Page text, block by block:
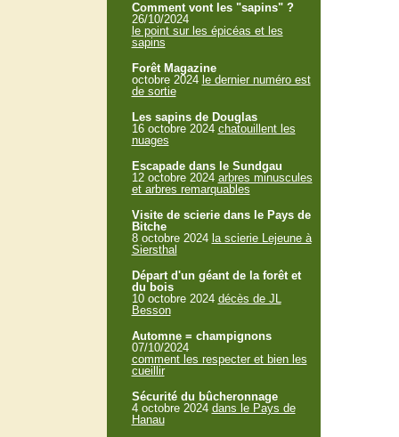
Comment vont les "sapins" ?
26/10/2024
le point sur les épicéas et les
sapins
Forêt Magazine
octobre 2024 le dernier numéro est
de sortie
Les sapins de Douglas
16 octobre 2024 chatouillent les
nuages
Escapade dans le Sundgau
12 octobre 2024 arbres minuscules
et arbres remarquables
Visite de scierie dans le Pays de
Bitche
8 octobre 2024 la scierie Lejeune à
Siersthal
Départ d'un géant de la forêt et
du bois
10 octobre 2024 décès de JL
Besson
Automne = champignons
07/10/2024
comment les respecter et bien les
cueillir
Sécurité du bûcheronnage
4 octobre 2024 dans le Pays de
Hanau